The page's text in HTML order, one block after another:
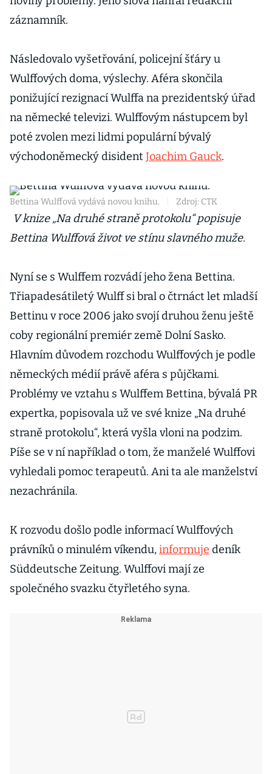
záznamník.
Následovalo vyšetřování, policejní šťáry u
Wulffových doma, výslechy. Aféra skončila
ponižující rezignací Wulffa na prezidentský úřad
na německé televizi. Wulffovým nástupcem byl
poté zvolen mezi lidmi populární bývalý
východoněmecký disident Joachim Gauck.
Bettina Wulffová vydává novou knihu. Zdroj: CTK
V knize „Na druhé straně protokolu“ popisuje
Bettina Wulffová život ve stínu slavného muže.
Nyní se s Wulffem rozvádí jeho žena Bettina.
Třiapadesátiletý Wulff si bral o čtrnáct let mladší
Bettinu v roce 2006 jako svojí druhou ženu ještě
coby regionální premiér země Dolní Sasko.
Hlavním důvodem rozchodu Wulffových je podle
německých médií právě aféra s půjčkami.
Problémy ve vztahu s Wulffem Bettina, bývalá PR
expertka, popisovala už ve své knize „Na druhé
straně protokolu“, která vyšla vloni na podzim.
Píše se v ní například o tom, že manželé Wulffovi
vyhledali pomoc terapeutů. Ani ta ale manželství
nezachránila.
K rozvodu došlo podle informací Wulffových
právníků o minulém víkendu,informuje deník
Süddeutsche Zeitung. Wulffovi mají ze
společného svazku čtyřletého syna.